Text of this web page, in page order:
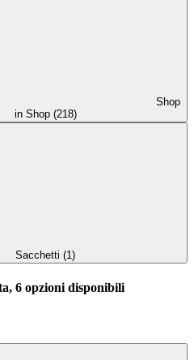
Shop
in Shop (218)
Sacchetti (1)
6 opzioni disponibili